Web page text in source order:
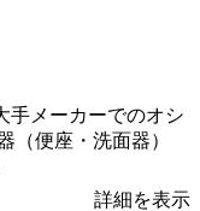
メーカーでのオシ
（便座・洗面器）
詳細を表示